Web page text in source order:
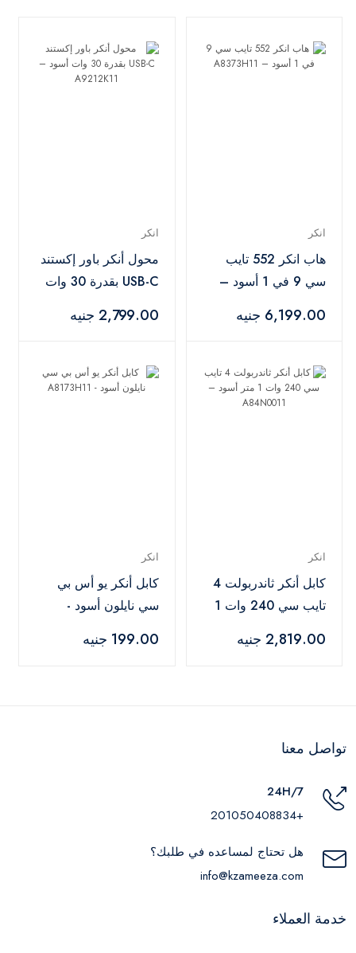
انكر
هاب انكر 552 تايب
سي 9 في 1 أسود –
6,199.00 جنيه
انكر
محول أنكر باور إكستند
USB-C بقدرة 30 وات
2,799.00 جنيه
انكر
كابل أنكر ثاندربولت 4
تايب سي 240 وات 1
A84N0011
2,819.00 جنيه
انكر
كابل أنكر يو أس بي
سي نايلون أسود -
199.00 جنيه
تواصل معنا
24H/7
+201050408834
هل تحتاج لمساعده في طلبك؟
info@kzameeza.com
خدمة العملاء